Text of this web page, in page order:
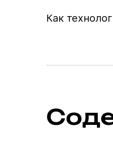
Как